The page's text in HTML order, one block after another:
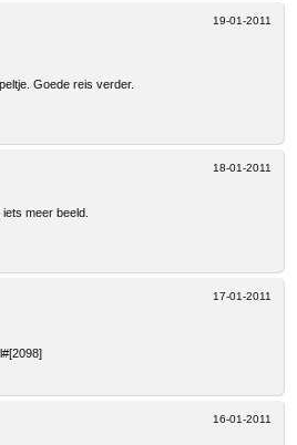
19-01-2011
Goede reis verder.
18-01-2011
meer beeld.
17-01-2011
16-01-2011